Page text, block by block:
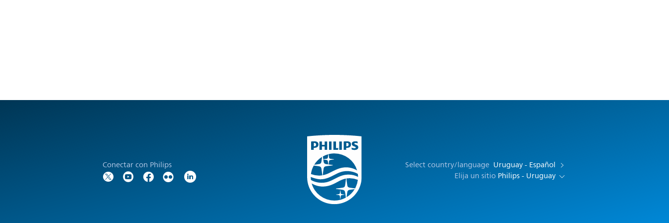
Conectar con Philips Select country/language Uruguay - Español
Elija un sitio Philips - Uruguay